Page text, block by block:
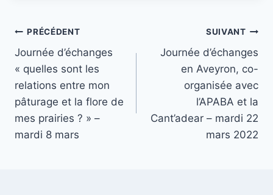
Navigation
de
l’article
PRÉCÉDENT
Journée d’échanges
« quelles sont les
relations entre mon
pâturage et la flore de
mes prairies ? » –
mardi 8 mars
SUIVANT
Journée d’échanges
en Aveyron, co-
organisée avec
l’APABA et la
Cant’adear – mardi 22
mars 2022